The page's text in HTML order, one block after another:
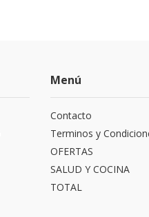
Menú
Contacto
Terminos y
OFERTAS
SALUD Y COCINA
TOTAL